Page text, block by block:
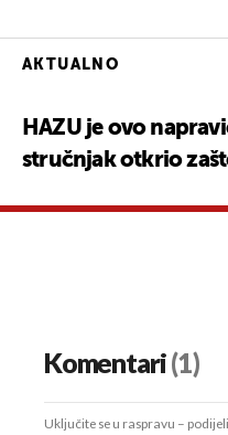
AKTUALNO
HAZU je ovo
stručnjak otkrio
Komentari(1)
Uključite se u raspravu –